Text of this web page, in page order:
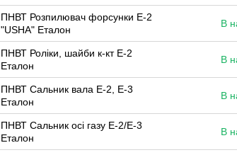
ПНВТ Розпилювач форсунки Е-2
"USHA" Еталон
В
ПНВТ Роліки, шайби к-кт Е-2
Еталон
В
ПНВТ Сальник вала Е-2, Е-3
Еталон
В
ПНВТ Сальник осі газу Е-2/Е-3
Еталон
В